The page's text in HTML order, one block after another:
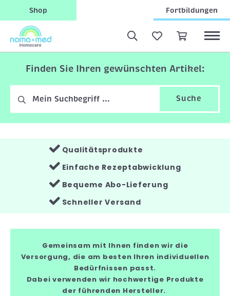
Shop Fortbildungen
Finden Sie Ihren gewünschten Artikel:
Suche
Qualitätsprodukte
Einfache Rezeptabwicklung
Bequeme Abo-Lieferung
Schneller Versand
Gemeinsam mit Ihnen finden wir die
Versorgung, die am besten Ihren individuellen
Bedürfnissen passt.
Dabei verwenden wir hochwertige Produkte
der führenden Hersteller.